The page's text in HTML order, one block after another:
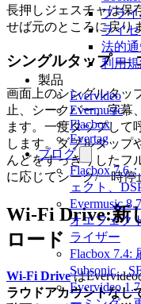
プラ
ライ
法的
利用
製品
Evervideo
Evermusic
Flacbox
Evertag
ブログ
Flacbox 7.6
ェクト、
Evermusic
オエフェク
ライザー
Flacbox 7.4:
Subsonic、
Evervideo
長押しジェスチャは保
せば元のところに戻り
シングルタップ —
画面上のシングルタッ
止、シークバー、字幕
ます。一度タップして
します。ダブルタップ
んどをすっきりしたフ
に応じてシーク/一時
Wi-Fi Drive:新
ロード
Wi-Fi Driveは
ラウドアカウントなし